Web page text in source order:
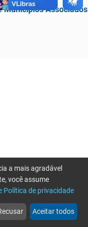
Municípios Associados
web
Notícias
more_horiz
Mais
a mais agradável
você assume
Política de privacidade
Aceitar todos
novamente